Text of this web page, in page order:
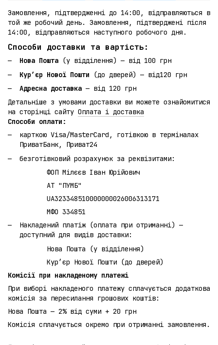
Замовлення, підтвердженні до 14:00, відправляються в
той же робочий день. Замовлення, підтверджені після
14:00, відправляються наступного робочого дня.
Способи доставки та вартість:
Нова Пошта (у відділення) — від 100 грн
Кур’єр Нової Пошти (до дверей) — від120 грн
Адресна доставка — від 120 грн
Детальніше з умовами доставки ви можете ознайомитися
на сторінці сайту Оплата і доставка
Способи оплати:
карткою Visa/MasterCard, готівкою в терміналах
ПриватБанк, Приват24
безготівковий розрахунок за реквізитами:
ФОП Мілєєв Іван Юрійович
АТ "ПУМБ"
UA323348510000000026006313171
МФО 334851
Накладений платіж (оплата при отриманні) —
доступний для видів доставки:
Нова Пошта (у відділення)
Кур’єр Нової Пошти (до дверей)
Комісії при накладеному платежі
При виборі накладеного платежу сплачується додаткова
комісія за пересилання грошових коштів:
Нова Пошта — 2% від суми + 20 грн
Комісія сплачується окремо при отриманні замовлення.